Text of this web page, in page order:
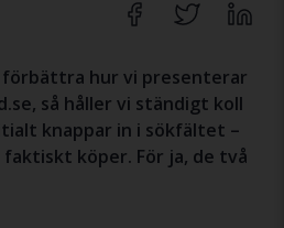
hur vi presenterar
så håller vi ständigt koll
knappar in i sökfältet –
köper. För ja, de två